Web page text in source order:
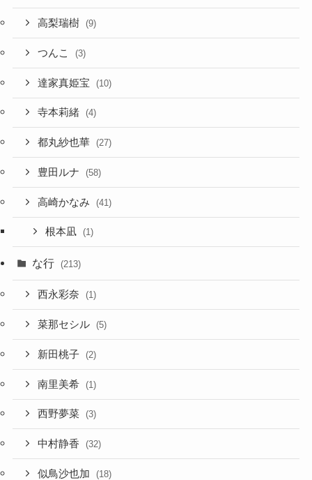
高梨瑞樹 (9)
つんこ (3)
達家真姫宝 (10)
寺本莉緒 (4)
都丸紗也華 (27)
豊田ルナ (58)
高崎かなみ (41)
根本凪 (1)
な行 (213)
西永彩奈 (1)
菜那セシル (5)
新田桃子 (2)
南里美希 (1)
西野夢菜 (3)
中村静香 (32)
似鳥沙也加 (18)